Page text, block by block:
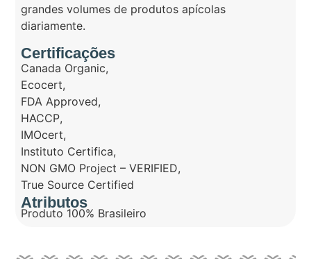
grandes volumes de produtos apícolas
diariamente.
Certificações
Canada Organic,
Ecocert,
FDA Approved,
HACCP,
IMOcert,
Instituto Certifica,
NON GMO Project – VERIFIED,
True Source Certified
Atributos
Produto 100% Brasileiro